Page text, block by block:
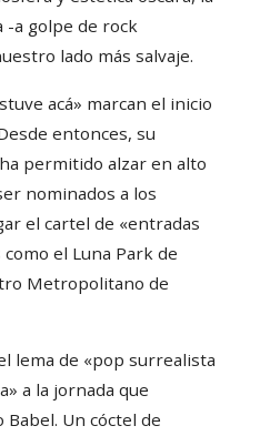
-a golpe de rock
lado más salvaje.
acá» marcan el inicio
entonces, su
permitido alzar en alto
nominados a los
el cartel de «entradas
el Luna Park de
Metropolitano de
lema de «pop surrealista
a la jornada que
Un cóctel de